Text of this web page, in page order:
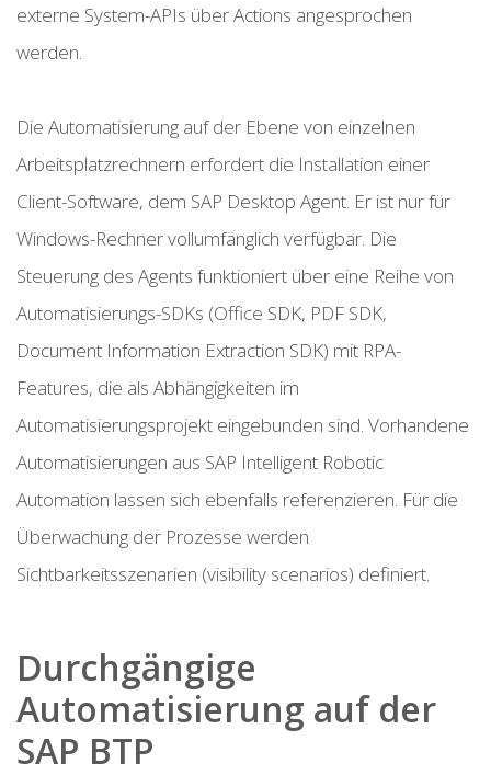
externe System-APIs über Actions angesprochen
werden.
Die Automatisierung auf der Ebene von einzelnen
Arbeitsplatzrechnern erfordert die Installation einer
Client-Software, dem SAP Desktop Agent. Er ist nur für
Windows-Rechner vollumfänglich verfügbar. Die
Steuerung des Agents funktioniert über eine Reihe von
Automatisierungs-SDKs (Office SDK, PDF SDK,
Document Information Extraction SDK) mit RPA-
Features, die als Abhängigkeiten im
Automatisierungsprojekt eingebunden sind. Vorhandene
Automatisierungen aus SAP Intelligent Robotic
Automation lassen sich ebenfalls referenzieren. Für die
Überwachung der Prozesse werden
Sichtbarkeitsszenarien (visibility scenarios) definiert.
Durchgängige
Automatisierung auf der
SAP BTP